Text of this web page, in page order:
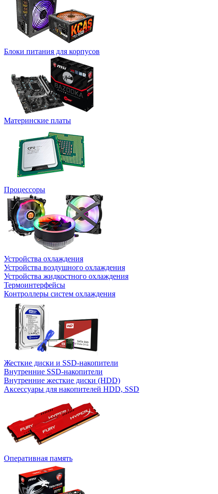
Блоки питания для корпусов
Материнские платы
Процессоры
Устройства охлаждения
Устройства воздушного охлаждения
Устройства жидкостного охлаждения
Термоинтерфейсы
Контроллеры систем охлаждения
Жесткие диски и SSD-накопители
Внутренние SSD-накопители
Внутренние жесткие диски (HDD)
Аксессуары для накопителей HDD, SSD
Оперативная память